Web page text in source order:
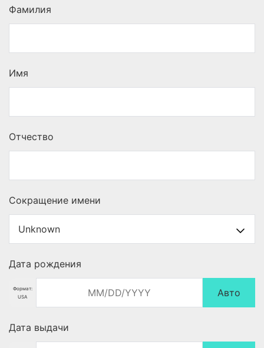
Фамилия
Имя
Отчество
Сокращение имени
Дата рождения
Формат:
USA
Авто
Дата выдачи